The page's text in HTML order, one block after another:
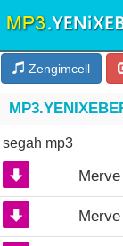
Zengimcell
segah mp3